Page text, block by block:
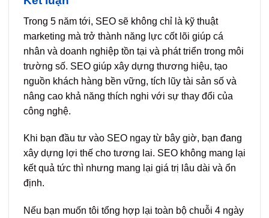
Trong 5 năm tới, SEO sẽ không chỉ là kỹ thuật
marketing mà trở thành năng lực cốt lõi giúp cá
nhân và doanh nghiệp tồn tại và phát triển trong môi
trường số. SEO giúp xây dựng thương hiệu, tạo
nguồn khách hàng bền vững, tích lũy tài sản số và
nâng cao khả năng thích nghi với sự thay đổi của
công nghệ.
Khi bạn đầu tư vào SEO ngay từ bây giờ, bạn đang
xây dựng lợi thế cho tương lai. SEO không mang lại
kết quả tức thì nhưng mang lại giá trị lâu dài và ổn
định.
Nếu bạn muốn tôi tổng hợp lại toàn bộ chuỗi 4 ngày